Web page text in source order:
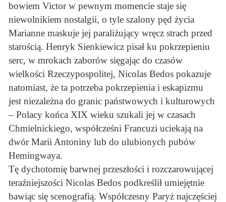
bowiem Victor w pewnym momencie staje się
niewolnikiem nostalgii, o tyle szalony pęd życia
Marianne maskuje jej paraliżujący wręcz strach przed
starością. Henryk Sienkiewicz pisał ku pokrzepieniu
serc, w mrokach zaborów sięgając do czasów
wielkości Rzeczypospolitej, Nicolas Bedos pokazuje
natomiast, że ta potrzeba pokrzepienia i eskapizmu
jest niezależna do granic państwowych i kulturowych
– Polacy końca XIX wieku szukali jej w czasach
Chmielnickiego, współcześni Francuzi uciekają na
dwór Marii Antoniny lub do ulubionych pubów
Hemingwaya.
Tę dychotomię barwnej przeszłości i rozczarowującej
teraźniejszości Nicolas Bedos podkreślił umiejętnie
bawiąc się scenografią. Współczesny Paryż najczęściej